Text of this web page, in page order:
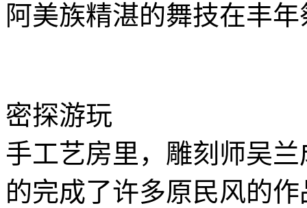
阿美族精湛的舞技在丰
密探游玩
手工艺房里，雕刻师吴
的完成了许多原民风的